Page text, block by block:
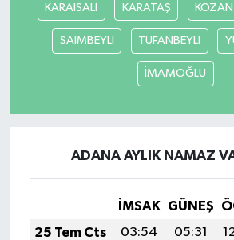
KARAISALI KARATAŞ KOZAN
SAİMBEYLİ TUFANBEYLİ
İMAMOĞLU
ADANA AYLIK NAMAZ
İMSAK GÜNEŞ
25 Tem Cts
03:54 05:31